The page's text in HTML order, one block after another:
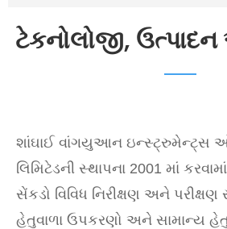
ટેકનોલોજી,
શાંઘાઈ વાંગયુઆન ઇન્સ્ટ્રુમેન્ટ્સ
લિમિટેડની સ્થાપના 2001 માં
સેંકડો વિવિધ નિરીક્ષણ અને
હેતુવાળા ઉપકરણો અને સામાન્ય